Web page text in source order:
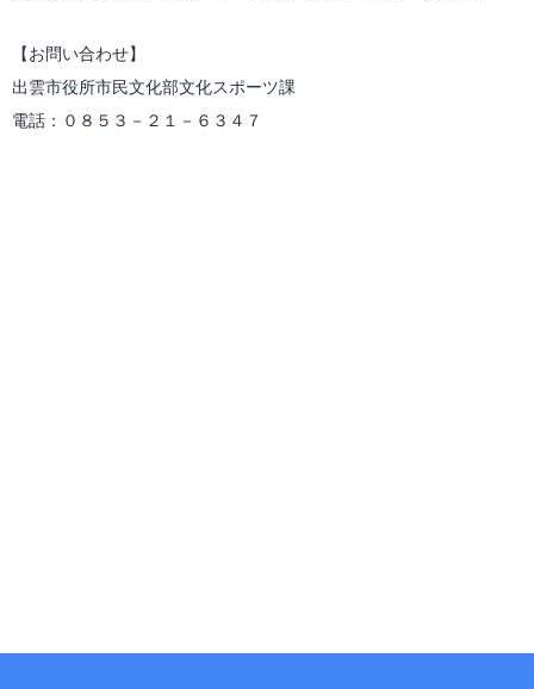
【お問い合わせ】
出雲市役所市民文化部文化スポーツ課
電話：０８５３－２１－６３４７